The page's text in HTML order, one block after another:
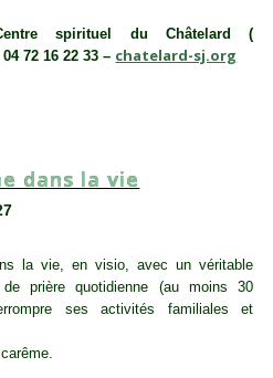
spirituel du Châtelard (
04 72 16 22 33 – chatelard-sj.org
dans la vie
la vie, en visio, avec un véritable
prière quotidienne (au moins 30
ses activités familiales et